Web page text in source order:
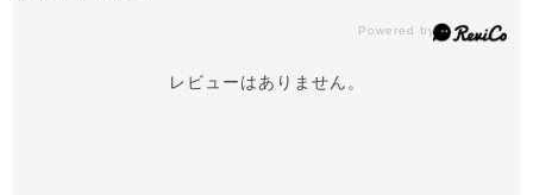
レビューはありません。